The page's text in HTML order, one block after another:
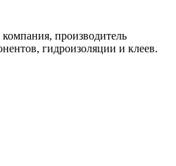
компания, производитель
гидроизоляции и клеев.